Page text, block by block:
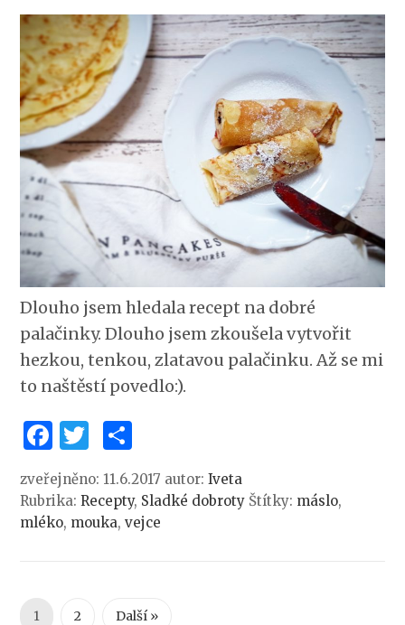
Dlouho jsem hledala recept na dobré
palačinky. Dlouho jsem zkoušela vytvořit
hezkou, tenkou, zlatavou palačinku. Až se mi
to naštěstí povedlo:).
Facebook
Twitter
zveřejněno: 11.6.2017 autor:Iveta
Rubrika:Recepty, Sladké dobroty Štítky: máslo,
mléko, mouka,vejce
1 2 Další »